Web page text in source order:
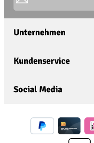
Datenschutz
Ich habe die
bin mit ihnen
Die mit einem Stern
Unternehmen
Kundenservice
Social Media